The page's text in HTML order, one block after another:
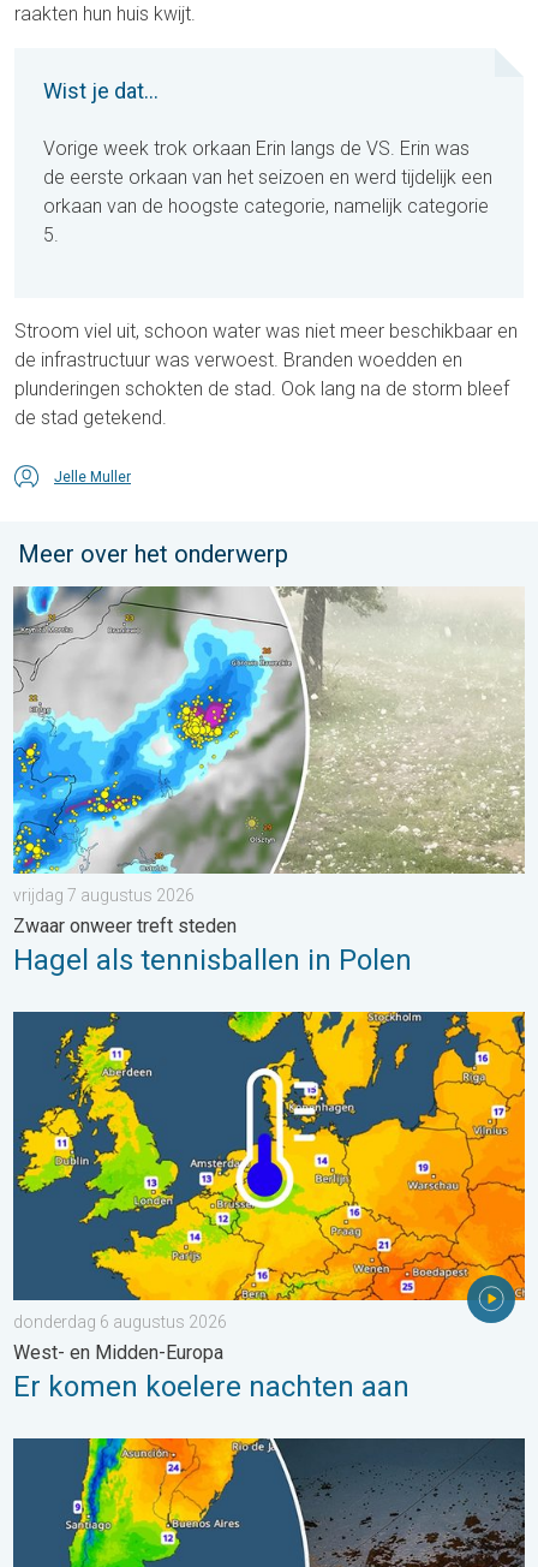
raakten hun huis kwijt.
Wist je dat...
Vorige week trok orkaan Erin langs de VS. Erin was
de eerste orkaan van het seizoen en werd tijdelijk een
orkaan van de hoogste categorie, namelijk categorie
5.
Stroom viel uit, schoon water was niet meer beschikbaar en
de infrastructuur was verwoest. Branden woedden en
plunderingen schokten de stad. Ook lang na de storm bleef
de stad getekend.
Jelle Muller
Meer over het onderwerp
Hagel als tennisballen in Polen. Zwaar onweer treft steden. . .
vrijdag 7 augustus 2026
Zwaar onweer treft steden
Hagel als tennisballen in Polen
Er komen koelere nachten aan. West- en Midden-Europa. . .
donderdag 6 augustus 2026
West- en Midden-Europa
Er komen koelere nachten aan
Wintergroet uit het zuidelijk halfrond. Veel sneeuw in de